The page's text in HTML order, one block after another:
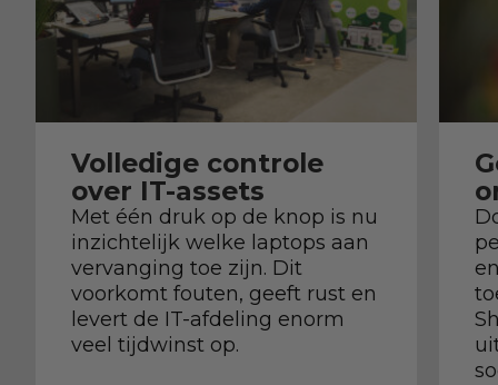
Volledige controle
over IT-assets
Met één druk op de knop is nu
inzichtelijk welke laptops aan
vervanging toe zijn. Dit
voorkomt fouten, geeft rust en
levert de IT-afdeling enorm
veel tijdwinst op.